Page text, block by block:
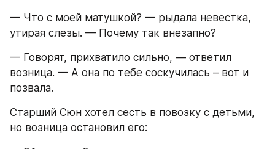
— Что с моей матушкой? — рыдала невестка,
утирая слезы. — Почему так внезапно?
— Говорят, прихватило сильно, — ответил
возница. — А она по тебе соскучилась – вот и
позвала.
Старший Сюн хотел сесть в повозку с детьми,
но возница остановил его: